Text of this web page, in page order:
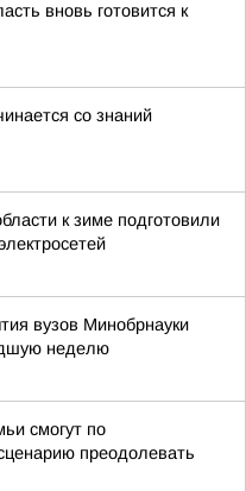
вновь готовится к
со знаний
к зиме подготовили
вузов Минобрнауки
неделю
смогут по
преодолевать